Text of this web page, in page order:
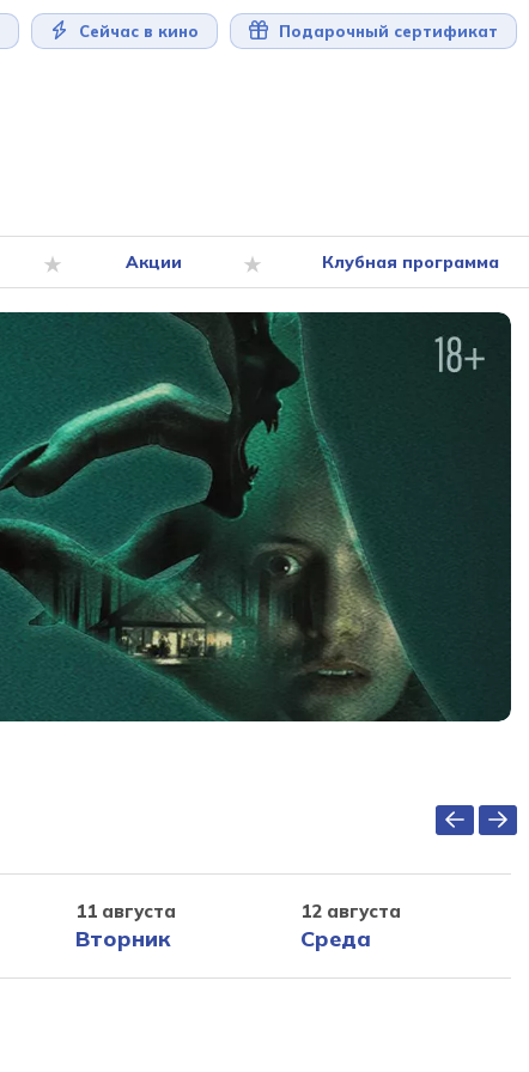
Сейчас в кино Подарочный сертификат
Акции Клубная программа
11 августа
Вторник
12 августа
Среда